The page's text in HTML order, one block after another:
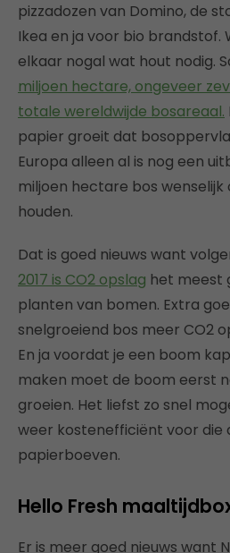
pizzadozen van Domino, de
Ikea en ja voor bio brandstof.
elkaar nogal wat hout nodig.
miljoen hectare, ongeveer
totale wereldwijde bosareaal.
papier groeit dat
Europa alleen al is nog een
miljoen hectare bos wenselijk
houden.
Dat is goed nieuws want
2017 is CO2 opslag het meest
planten van bomen. Extra
snelgroeiend bos meer CO2
En ja voordat je een boom
maken moet de boom eerst
groeien. Het liefst zo snel
weer kostenefficiënt voor die
papierboeven.
Hello Fresh
Er is meer goed nieuws want